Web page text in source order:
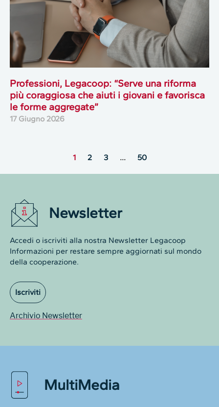
Professioni, Legacoop: “Serve una riforma
più coraggiosa che aiuti i giovani e favorisca
le forme aggregate”
17 Giugno 2026
1 2 3 … 50
Newsletter
Accedi o iscriviti alla nostra Newsletter Legacoop
Informazioni per restare sempre aggiornati sul mondo
della cooperazione.
Iscriviti
Archivio Newsletter
MultiMedia